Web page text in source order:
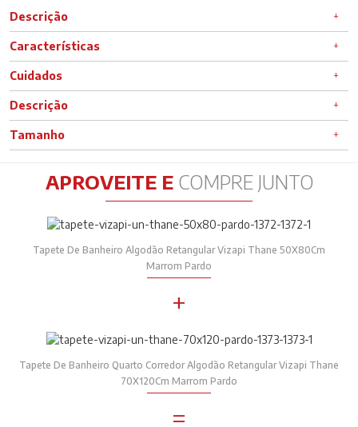
Descrição
Características
Cuidados
Descrição
Tamanho
APROVEITE ECOMPRE JUNTO
Tapete De Banheiro Algodão Retangular Vizapi Thane 50X80Cm
Marrom Pardo
+
Tapete De Banheiro Quarto Corredor Algodão Retangular Vizapi Thane
70X120Cm Marrom Pardo
=